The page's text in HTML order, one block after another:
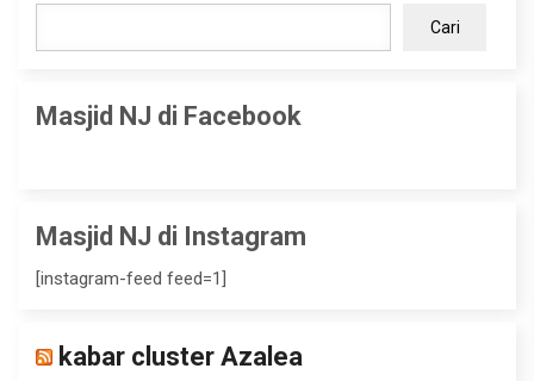
Cari
Masjid NJ di Facebook
Masjid NJ di Instagram
[instagram-feed feed=1]
kabar cluster Azalea